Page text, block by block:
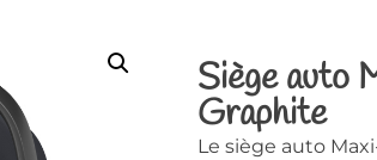
Siège auto
Graphite
Le siège auto